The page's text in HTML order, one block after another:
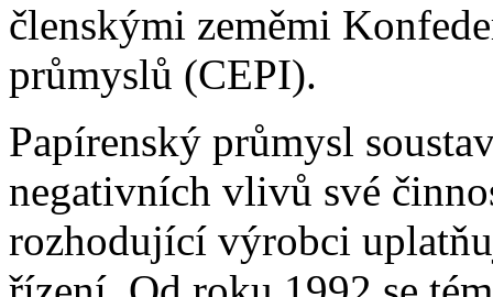
členskými zeměmi
průmyslů (CEPI).
Papírenský průmysl
negativních vlivů své
rozhodující výrobci